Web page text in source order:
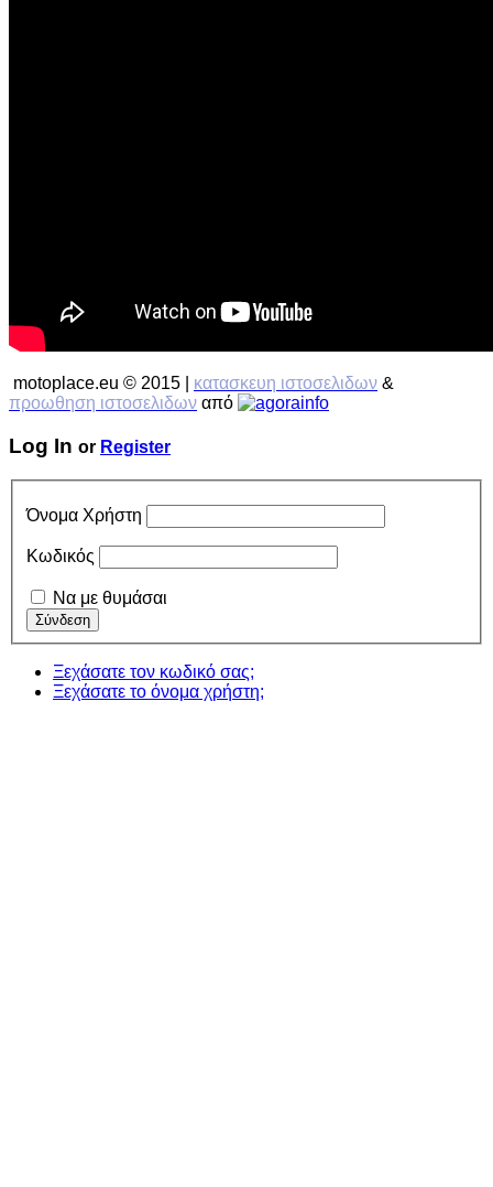
motoplace.eu © 2015 | κατασκευη ιστοσελιδων &
προωθηση ιστοσελιδων από
Log In or Register
Όνομα Χρήστη
Κωδικός
Να με θυμάσαι
Ξεχάσατε τον κωδικό σας;
Ξεχάσατε το όνομα χρήστη;